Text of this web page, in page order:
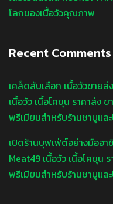
โลกของเนื้อวัวคุณภาพ
Recent Comments
เคล็ดลับเลือก เนื้อวัวขา
เนื้อวัว เนื้อโคขุน ราคาส่ง ข
พรีเมียมสำหรับร้านชาบูแล
เปิดร้านบุฟเฟ่ต์อย่างมืออ
Meat49 เนื้อวัว เนื้อโคขุน
พรีเมียมสำหรับร้านชาบูแล